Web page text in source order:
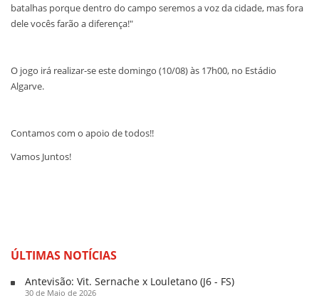
batalhas porque dentro do campo seremos a voz da cidade, mas fora
dele vocês farão a diferença!"
O jogo irá realizar-se este domingo (10/08) às 17h00, no Estádio
Algarve.
Contamos com o apoio de todos!!
Vamos Juntos!
ÚLTIMAS NOTÍCIAS
Antevisão: Vit. Sernache x Louletano (J6 - FS)
30 de Maio de 2026